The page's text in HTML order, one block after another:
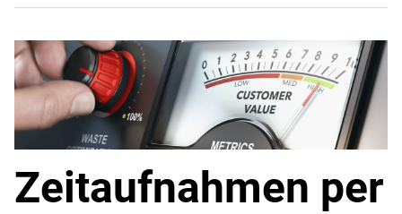
Zeitaufnahmen per